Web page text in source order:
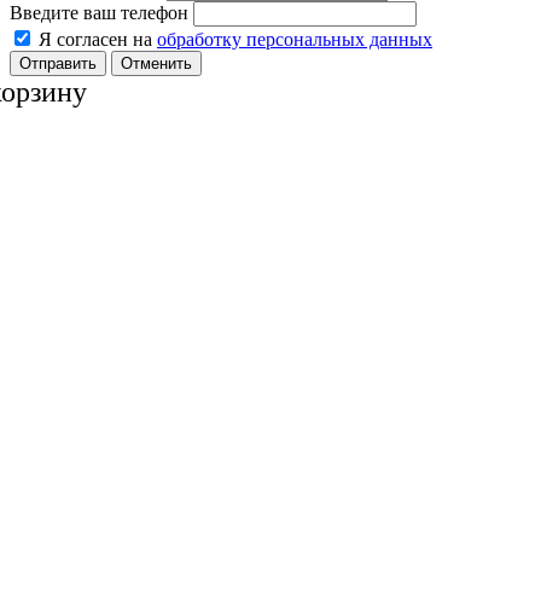
Введите ваш телефон
Я согласен на обработку персональных данных
Отменить